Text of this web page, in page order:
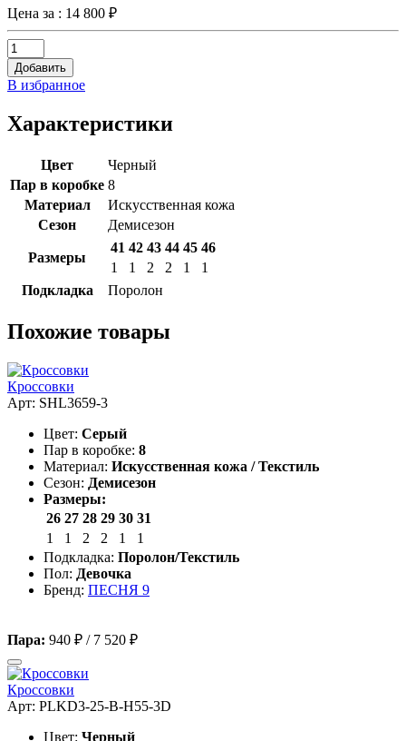
Цена за : 14 800 ₽
Добавить
В избранное
Характеристики
Цвет
Черный
Пар в коробке 8
Материал
Искусственная кожа
Сезон
Демисезон
Размеры
41 42 43 44 45 46
1
1 2 2 1
1
Подкладка
Поролон
Похожие товары
Кроссовки
Арт: SHL3659-3
Цвет: Серый
Пар в коробке: 8
Материал: Искусственная кожа / Текстиль
Сезон: Демисезон
Размеры:
26 27 28 29 30 31
1
1 2 2 1
1
Подкладка: Поролон/Текстиль
Пол: Девочка
Бренд: ПЕСНЯ 9
Пара: 940 ₽ / 7 520 ₽
Кроссовки
Арт: PLKD3-25-B-H55-3D
Цвет: Черный